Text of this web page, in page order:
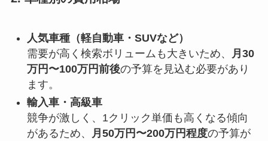
人気車種（軽自動車・SUVなど）
需要が高く検索ボリュームも大きいため、
月30
万円〜100万円前後の予算を見込む必要があり
ます。
輸入車・高級車
競争が激しく、1クリック単価も高くなる傾向
があるため、
月50万円〜200万円程度の予算が